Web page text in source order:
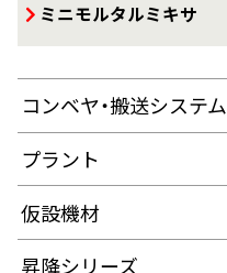
ミニモルタルミキサ
コンベヤ・搬送システム
プラント
仮設機材
昇降シリーズ